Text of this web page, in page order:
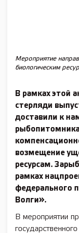
Мероприятие
биологическим
В рамках этой
стерляди
доставили к
возмещение
ресурсам.
рамках
федерального
Волги».
В мероприятии